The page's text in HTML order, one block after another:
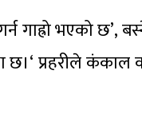
गाह्रो भएको छ’,
प्रहरीले कंकाल